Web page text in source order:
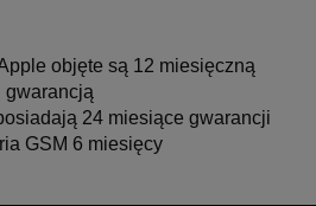
objęte są 12 miesięczną
gwarancją
24 miesiące gwarancji
GSM 6 miesięcy